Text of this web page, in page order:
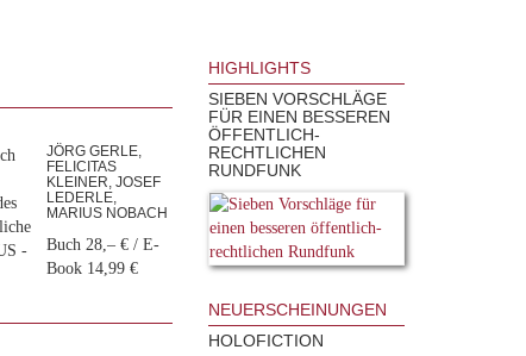
-
JÖRG GERLE,
FELICITAS
KLEINER, JOSEF
LEDERLE,
MARIUS NOBACH
Buch 28,– € / E-
Book 14,99 €
HIGHLIGHTS
SIEBEN VORSCHLÄGE
FÜR EINEN BESSEREN
ÖFFENTLICH-
RECHTLICHEN
RUNDFUNK
NEUERSCHEINUNGEN
HOLOFICTION